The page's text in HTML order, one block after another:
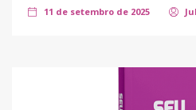
11 de setembro de 2025